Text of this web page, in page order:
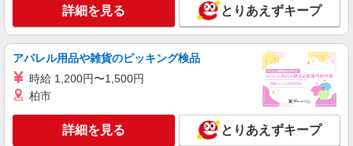
株式会社kotrio /●KM-H-2086610
≪日払いOK！≫病院の看護助手＊即日勤務も
時給1450円〜2062円 ＜日払い有/週払い有/交
宇城市役所周辺
詳細を見る とりあえずキープ
アパレル用品や雑貨のピッキング検品
時給 1,200円〜1,500円
柏市
詳細を見る とりあえずキープ